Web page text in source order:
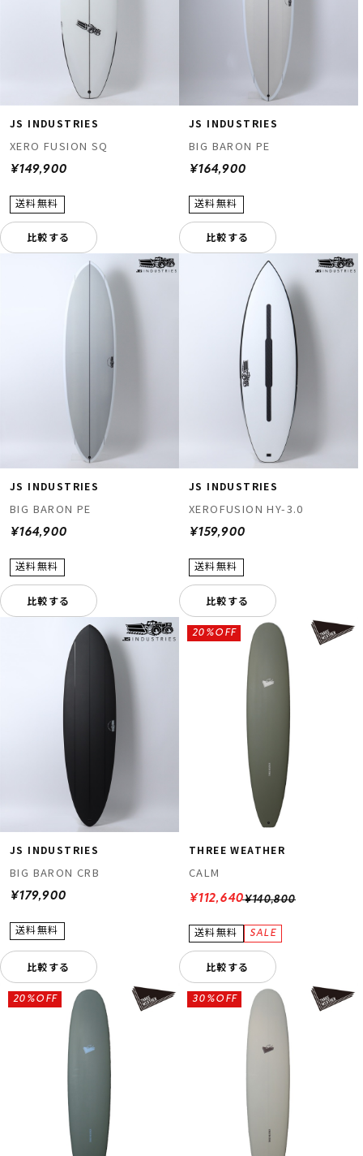
JS INDUSTRIES
XERO FUSION SQ
¥149,900
比較する
JS INDUSTRIES
BIG BARON PE
¥164,900
比較する
JS INDUSTRIES
BIG BARON PE
¥164,900
比較する
JS INDUSTRIES
XEROFUSION HY-3.0
¥159,900
比較する
JS INDUSTRIES
BIG BARON CRB
¥179,900
比較する
THREE WEATHER
CALM
¥140,800
20%OFF
¥112,640
比較する
20%OFF 30%OFF